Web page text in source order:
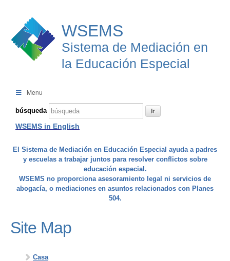
WSEMS
Sistema de Mediación en
la Educación Especial
Menu
búsqueda
WSEMS in English
El Sistema de Mediación en Educación Especial ayuda a padres
y escuelas a trabajar juntos para resolver conflictos sobre
educación especial.
WSEMS no proporciona asesoramiento legal ni servicios de
abogacía, o mediaciones en asuntos relacionados con Planes
504.
Site Map
Casa